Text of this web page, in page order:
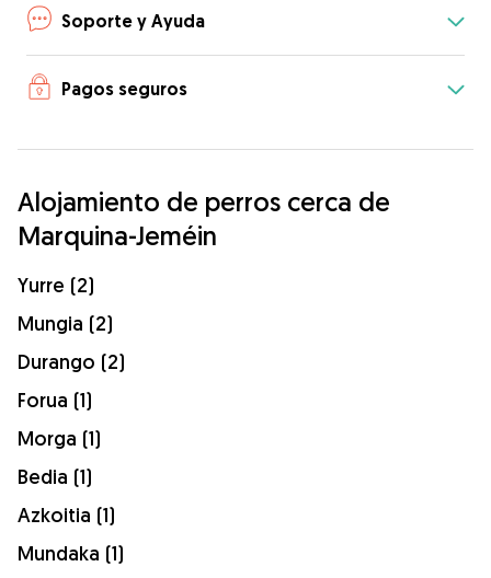
Soporte y Ayuda
Pagos seguros
Alojamiento de perros cerca de
Marquina-Jeméin
Yurre (2)
Mungia (2)
Durango (2)
Forua (1)
Morga (1)
Bedia (1)
Azkoitia (1)
Mundaka (1)